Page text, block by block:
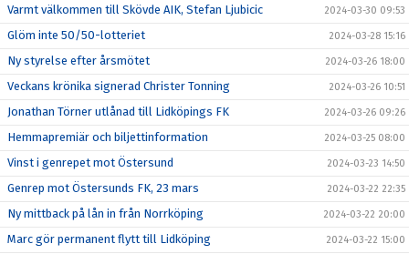
Varmt välkommen till Skövde AIK, Stefan Ljubicic 2024-03-30 09:53
Glöm inte 50/50-lotteriet 2024-03-28 15:16
Ny styrelse efter årsmötet 2024-03-26 18:00
Veckans krönika signerad Christer Tonning 2024-03-26 10:51
Jonathan Törner utlånad till Lidköpings FK 2024-03-26 09:26
Hemmapremiär och biljettinformation 2024-03-25 08:00
Vinst i genrepet mot Östersund 2024-03-23 14:50
Genrep mot Östersunds FK, 23 mars 2024-03-22 22:35
Ny mittback på lån in från Norrköping 2024-03-22 20:00
Marc gör permanent flytt till Lidköping 2024-03-22 15:00